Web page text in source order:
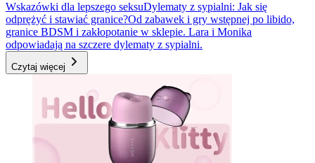
Wskazówki dla lepszego seksuDylematy z sypialni: Jak się
odprężyć i stawiać granice?Od zabawek i gry wstępnej po libido,
granice BDSM i zakłopotanie w sklepie. Lara i Monika
odpowiadają na szczere dylematy z sypialni.
Czytaj więcej